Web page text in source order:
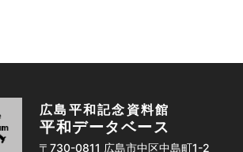
広島平和記念資料館
平和データベース
〒730-0811 広島市中区中島町1-2